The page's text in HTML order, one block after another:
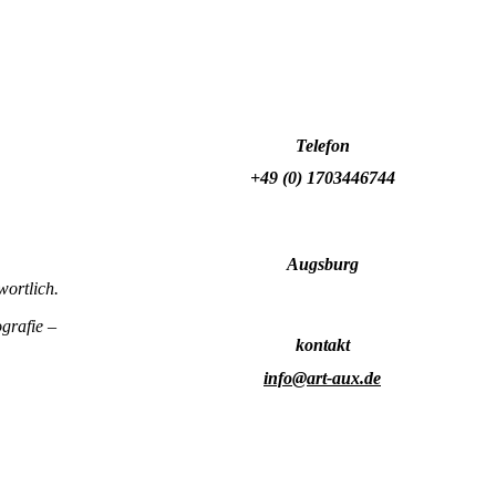
–
Telefon
+49 (0) 1703446744
Augsburg
kontakt
info@art-aux.de